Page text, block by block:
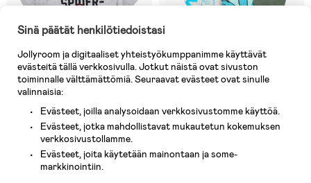
Varastossa
Marvel Spider-Man T-paita,
(0)Disney Stitch Sukat 3-pack,
Sinä päätät henkilötiedoistasi
Jollyroom ja digitaaliset yhteistyökumppanimme käyttävät
evästeitä tällä verkkosivulla. Jotkut näistä ovat sivuston
toiminnalle välttämättömiä. Seuraavat evästeet ovat sinulle
valinnaisia:
Evästeet, joilla analysoidaan verkkosivustomme käyttöä.
Evästeet, jotka mahdollistavat mukautetun kokemuksen
verkkosivustollamme.
Evästeet, joita käytetään mainontaan ja some-
markkinointiin.